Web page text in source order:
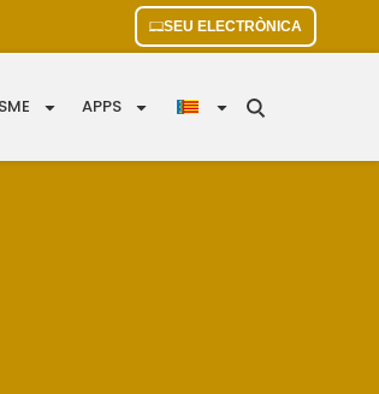
SEU ELECTRÒNICA
APPS